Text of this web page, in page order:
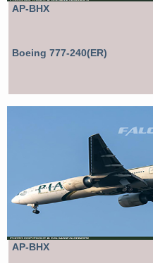
AP-BHX
Boeing 777-240(ER)
AP-BHX